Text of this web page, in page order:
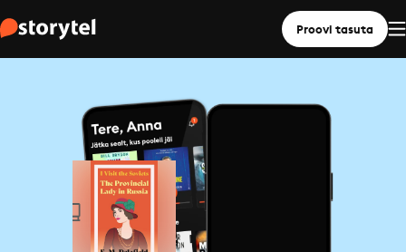
Proovi tasuta